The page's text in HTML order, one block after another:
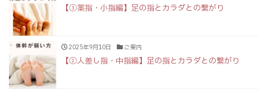
【③薬指・小指編】足の指とカラダとの繋がり
2025年9月10日 ご案内
【②人差し指・中指編】足の指とカラダとの繋がり